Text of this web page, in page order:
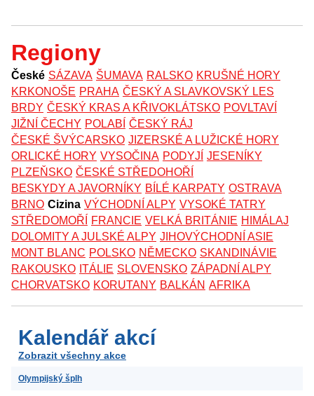
Regiony
České SÁZAVA ŠUMAVA RALSKO KRUŠNÉ HORY
KRKONOŠE PRAHA ČESKÝ A SLAVKOVSKÝ LES
BRDY ČESKÝ KRAS A KŘIVOKLÁTSKO POVLTAVÍ
JIŽNÍ ČECHY POLABÍ ČESKÝ RÁJ
ČESKÉ ŠVÝCARSKO JIZERSKÉ A LUŽICKÉ HORY
ORLICKÉ HORY VYSOČINA PODYJÍ JESENÍKY
PLZEŇSKO ČESKÉ STŘEDOHOŘÍ
BESKYDY A JAVORNÍKY BÍLÉ KARPATY OSTRAVA
BRNO Cizina VÝCHODNÍ ALPY VYSOKÉ TATRY
STŘEDOMOŘÍ
FRANCIE VELKÁ BRITÁNIE HIMÁLAJ
DOLOMITY A JULSKÉ ALPY JIHOVÝCHODNÍ ASIE
MONT BLANC POLSKO NĚMECKO SKANDINÁVIE
RAKOUSKO ITÁLIE SLOVENSKO ZÁPADNÍ ALPY
CHORVATSKO KORUTANY BALKÁN AFRIKA
Kalendář akcí
Zobrazit všechny akce
Olympijský šplh